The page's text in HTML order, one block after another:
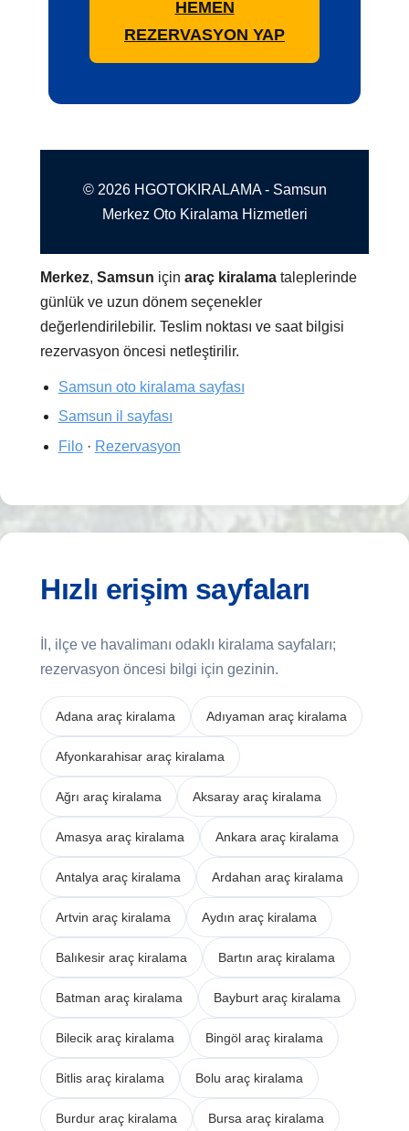
HEMEN
REZERVASYON YAP
© 2026 HGOTOKIRALAMA - Samsun
Merkez Oto Kiralama Hizmetleri
Merkez,Samsun içinaraç kiralama taleplerinde
günlük ve uzun dönem seçenekler
değerlendirilebilir. Teslim noktası ve saat bilgisi
rezervasyon öncesi netleştirilir.
Samsun oto kiralama sayfası
Samsun il sayfası
Filo· Rezervasyon
Hızlı erişim sayfaları
İl, ilçe ve havalimanı odaklı kiralama sayfaları;
rezervasyon öncesi bilgi için gezinin.
Adana araç kiralama Adıyaman araç kiralama
Afyonkarahisar araç kiralama
Ağrı araç kiralama Aksaray araç kiralama
Amasya araç kiralama Ankara araç kiralama
Antalya araç kiralama Ardahan araç kiralama
Artvin araç kiralama Aydın araç kiralama
Balıkesir araç kiralama Bartın araç kiralama
Batman araç kiralama Bayburt araç kiralama
Bilecik araç kiralama Bingöl araç kiralama
Bitlis araç kiralama Bolu araç kiralama
Burdur araç kiralama Bursa araç kiralama